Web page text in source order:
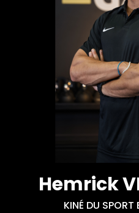
Hemrick
KINÉ DU SPORT